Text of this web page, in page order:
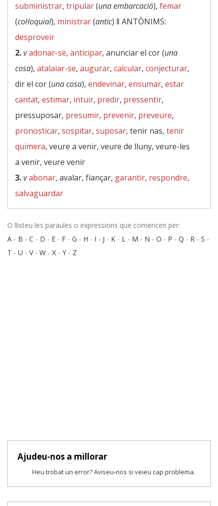
subministrar, tripular(una embarcació), femar
(col·loquial), ministrar(antic) ‖ ANTÒNIMS:
desproveir
2.vadonar-se, anticipar, anunciar el cor (una
cosa), atalaiar-se, augurar, calcular, conjecturar,
dir el cor (una cosa), endevinar, ensumar, estar
cantat, estimar, intuir, predir, pressentir,
pressuposar, presumir, prevenir, preveure,
pronosticar, sospitar, suposar, tenir nas, tenir
quimera, veure a venir, veure de lluny, veure-les
a venir, veure venir
3.vabonar, avalar, fiançar, garantir, respondre,
salvaguardar
O llisteu les paraules o expressions que comencen per:
A - B - C - D - E - F - G - H - I - J - K - L - M - N - O - P - Q - R - S -
T - U - V- W - X - Y - Z
Ajudeu-nos a millorar
Heu trobat un error? Aviseu-nos si veieu cap problema.